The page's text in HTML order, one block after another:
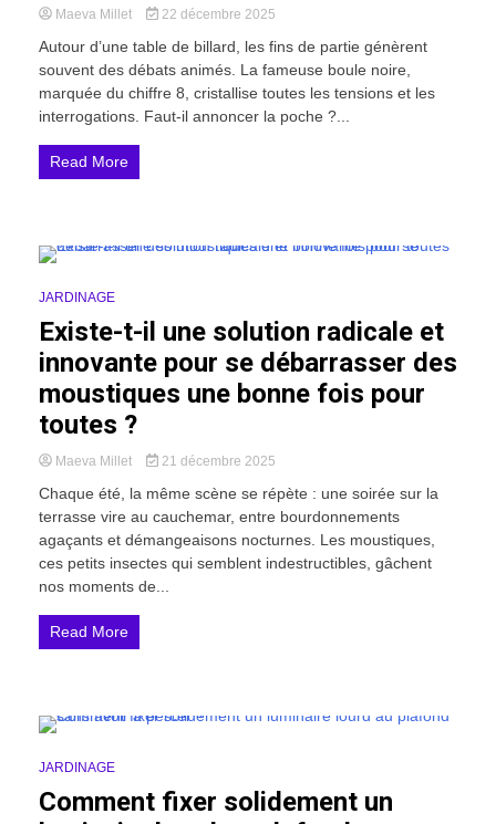
Maeva Millet 22 décembre 2025
Autour d’une table de billard, les fins de partie génèrent
souvent des débats animés. La fameuse boule noire,
marquée du chiffre 8, cristallise toutes les tensions et les
interrogations. Faut-il annoncer la poche ?...
Read More
JARDINAGE
Existe-t-il une solution radicale et
innovante pour se débarrasser des
moustiques une bonne fois pour
toutes ?
Maeva Millet 21 décembre 2025
Chaque été, la même scène se répète : une soirée sur la
terrasse vire au cauchemar, entre bourdonnements
agaçants et démangeaisons nocturnes. Les moustiques,
ces petits insectes qui semblent indestructibles, gâchent
nos moments de...
Read More
JARDINAGE
Comment fixer solidement un